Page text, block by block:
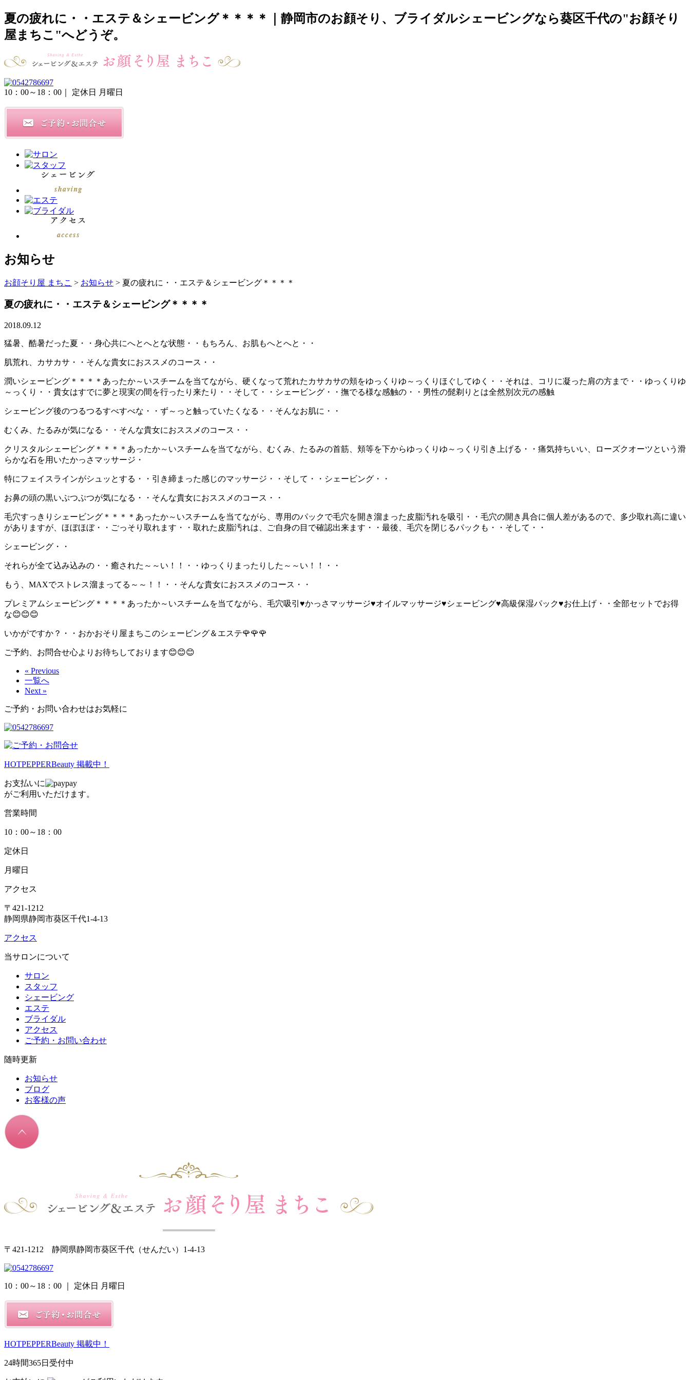
夏の疲れに・・エステ＆シェービング＊＊＊＊｜静岡市のお顔そり、ブライダルシェービングなら葵区千代の"お顔そり
屋まちこ"へどうぞ。
10：00～18：00 ｜ 定休日 月曜日
お知らせ
お顔そり屋 まちこ > お知らせ > 夏の疲れに・・エステ＆シェービング＊＊＊＊
夏の疲れに・・エステ＆シェービング＊＊＊＊
2018.09.12
猛暑、酷暑だった夏・・身心共にへとへとな状態・・もちろん、お肌もへとへと・・
肌荒れ、カサカサ・・そんな貴女におススメのコース・・
潤いシェービング＊＊＊＊あったか～いスチームを当てながら、硬くなって荒れたカサカサの頬をゆっくりゆ～っくりほぐしてゆく・・それは、コリに凝った肩の方まで・・ゆっくりゆ
～っくり・・貴女はすでに夢と現実の間を行ったり来たり・・そして・・シェービング・・撫でる様な感触の・・男性の髭剃りとは全然別次元の感触
シェービング後のつるつるすべすべな・・ず～っと触っていたくなる・・そんなお肌に・・
むくみ、たるみが気になる・・そんな貴女におススメのコース・・
クリスタルシェービング＊＊＊＊あったか～いスチームを当てながら、むくみ、たるみの首筋、頬等を下からゆっくりゆ～っくり引き上げる・・痛気持ちいい、ローズクオーツという滑
らかな石を用いたかっさマッサージ・
特にフェイスラインがシュッとする・・引き締まった感じのマッサージ・・そして・・シェービング・・
お鼻の頭の黒いぷつぷつが気になる・・そんな貴女におススメのコース・・
毛穴すっきりシェービング＊＊＊＊あったか～いスチームを当てながら、専用のパックで毛穴を開き溜まった皮脂汚れを吸引・・毛穴の開き具合に個人差があるので、多少取れ高に違い
がありますが、ほぼほぼ・・ごっそり取れます・・取れた皮脂汚れは、ご自身の目で確認出来ます・・最後、毛穴を閉じるパックも・・そして・・
シェービング・・
それらが全て込み込みの・・癒された～～い！！・・ゆっくりまったりした～～い！！・・
もう、MAXでストレス溜まってる～～！！・・そんな貴女におススメのコース・・
プレミアムシェービング＊＊＊＊あったか～いスチームを当てながら、毛穴吸引♥かっさマッサージ♥オイルマッサージ♥シェービング♥高級保湿パック♥お仕上げ・・全部セットでお得
な😊😊😊
いかがですか？・・おかおそり屋まちこのシェービング＆エステ🌹🌹🌹
ご予約、お問合せ心よりお待ちしております😊😊😊
« Previous
一覧へ
Next »
ご予約・お問い合わせはお気軽に
HOTPEPPERBeauty 掲載中！
お支払いに
がご利用いただけます。
営業時間
10：00～18：00
定休日
月曜日
アクセス
〒421-1212
静岡県静岡市葵区千代1-4-13
アクセス
当サロンについて
サロン
スタッフ
シェービング
エステ
ブライダル
アクセス
ご予約・お問い合わせ
随時更新
お知らせ
ブログ
お客様の声
〒421-1212 静岡県静岡市葵区千代（せんだい）1-4-13
10：00～18：00 ｜ 定休日 月曜日
HOTPEPPERBeauty 掲載中！
24時間365日受付中